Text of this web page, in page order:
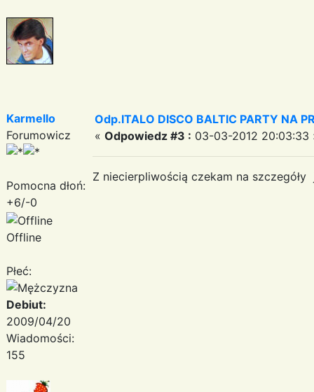
Karmello
Forumowicz
Pomocna dłoń:
+6/-0
Offline
Płeć:
Debiut:
2009/04/20
Wiadomości:
155
Odp.ITALO DISCO BALTIC PARTY NA
« Odpowiedz #3 : 03-03-2012 20:03:33
Z niecierpliwością czekam na